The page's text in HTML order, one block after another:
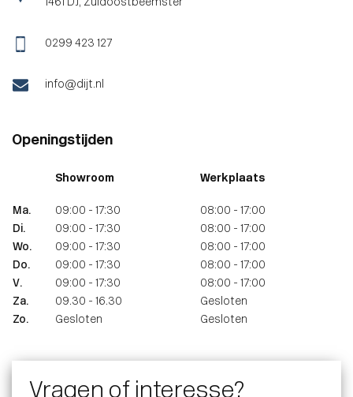
1461 DJ, Zuidoostbeemster
0299 423 127
info@dijt.nl
Openingstijden
Showroom Werkplaats
Ma. 09:00 - 17:30
08:00 - 17:00
Di.
09:00 - 17:30
08:00 - 17:00
Wo.
09:00 - 17:30
08:00 - 17:00
Do.
09:00 - 17:30
08:00 - 17:00
V.
09:00 - 17:30
08:00 - 17:00
Za.
09.30 - 16.30
Gesloten
Zo.
Gesloten Gesloten
Vragen of interesse?